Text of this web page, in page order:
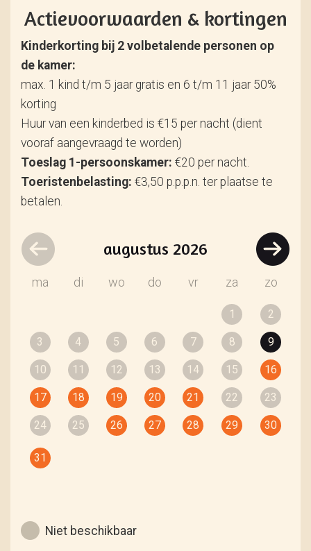
Actievoorwaarden & kortingen
Kinderkorting bij 2 volbetalende personen op
de kamer:
max. 1 kind t/m 5 jaar gratis en 6 t/m 11 jaar 50%
korting
Huur van een kinderbed is €15 per nacht (dient
vooraf aangevraagd te worden)
Toeslag 1-persoonskamer: €20 per nacht.
Toeristenbelasting: €3,50 p.p.p.n. ter plaatse te
betalen.
augustus 2026
ma di wo do vr za zo
1 2
3 4 5 6 7 8 9
10 11 12 13 14 15 16
17 18 19 20 21 22 23
24 25 26 27 28 29 30
31
Niet beschikbaar